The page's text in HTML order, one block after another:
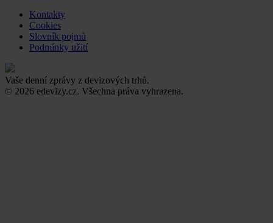
Kontakty
Cookies
Slovník pojmů
Podmínky užití
Vaše denní zprávy z devizových trhů.
© 2026 edevizy.cz. Všechna práva vyhrazena.